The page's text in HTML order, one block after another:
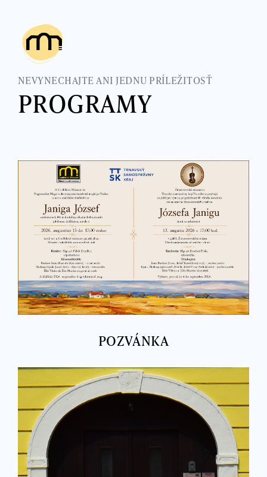
NEVYNECHAJTE ANI JEDNU PRÍLEŽITOSŤ
PROGRAMY
POZVÁNKA